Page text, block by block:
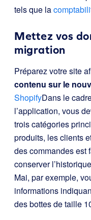
tels que la
Mettez vos
migration
Préparez votre site
contenu sur le
ShopifyDans le
l’application, vous
trois catégories
produits, les clients
des commandes est
conserver
Mai, par exemple,
informations
des bottes de taille